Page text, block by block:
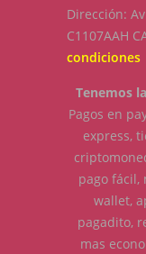
Dirección:
C1107AAH
condiciones
Tenemos
Pagos en
express,
pago fácil,
wallet,
pagadito,
mas